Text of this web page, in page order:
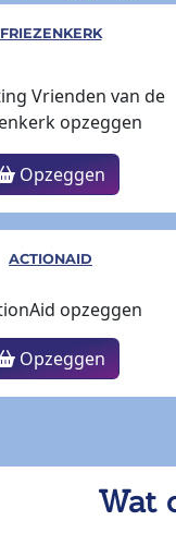
FRIEZENKERK
Opzeggen
ACTIONAID
Opzeggen
Wat